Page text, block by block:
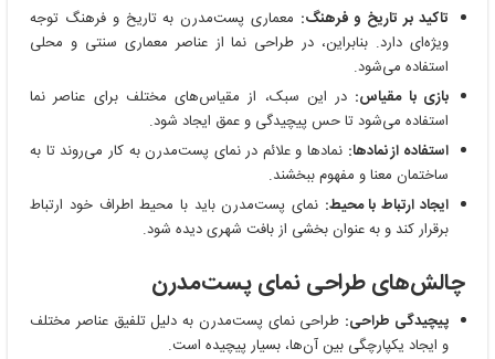
تاکید بر تاریخ و فرهنگ: معماری پست‌مدرن به تاریخ و فرهنگ توجه
ویژه‌ای دارد. بنابراین، در طراحی نما از عناصر معماری سنتی و محلی
استفاده می‌شود.
بازی با مقیاس: در این سبک، از مقیاس‌های مختلف برای عناصر نما
استفاده می‌شود تا حس پیچیدگی و عمق ایجاد شود.
استفاده از نمادها: نمادها و علائم در نمای پست‌مدرن به کار می‌روند تا به
ساختمان معنا و مفهوم ببخشند.
ایجاد ارتباط با محیط: نمای پست‌مدرن باید با محیط اطراف خود ارتباط
برقرار کند و به عنوان بخشی از بافت شهری دیده شود.
چالش‌های طراحی نمای پست‌مدرن
پیچیدگی طراحی: طراحی نمای پست‌مدرن به دلیل تلفیق عناصر مختلف
و ایجاد یکپارچگی بین آن‌ها، بسیار پیچیده است.